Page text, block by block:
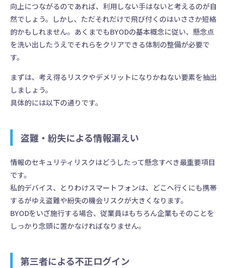
向上につながるのであれば、利用しない手はないと考えるのが自
然でしょう。しかし、ただそれだけで飛び付くのはいささか短絡
的かもしれません。あくまでもBYODの基本概念に従い、懸念点
を洗い出したうえでそれらをクリアできる体制の整備が必要で
す。
まずは、考え得るリスクやデメリットになりかねない要素を抽出
しましょう。
具体的には以下の通りです。
盗難・紛失による情報漏えい
情報のセキュリティリスクはどうしたって懸念すべき最重要項目
です。
私的デバイス、とりわけスマートフォンは、どこへ行くにも携帯
するがゆえ盗難や紛失の機会リスクが大きくなります。
BYODをいざ施行する場合、従業員はもちろん企業もそのことを
しっかり念頭に置かなければなりません。
第三者による不正ログイン